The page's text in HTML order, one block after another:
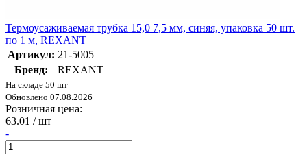
Термоусаживаемая трубка 15,0 7,5 мм, синяя, упаковка 50 шт.
по 1 м, REXANT
Артикул: 21-5005
Бренд:
REXANT
На складе 50 шт
Обновлено 07.08.2026
Розничная цена:
63.01 / шт
-